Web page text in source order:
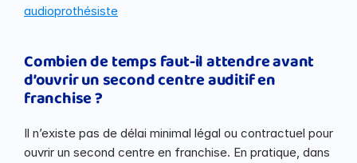
audioprothésiste
Combien de temps faut-il attendre avant
d’ouvrir un second centre auditif en
franchise ?
Il n’existe pas de délai minimal légal ou contractuel pour
ouvrir un second centre en franchise. En pratique, dans